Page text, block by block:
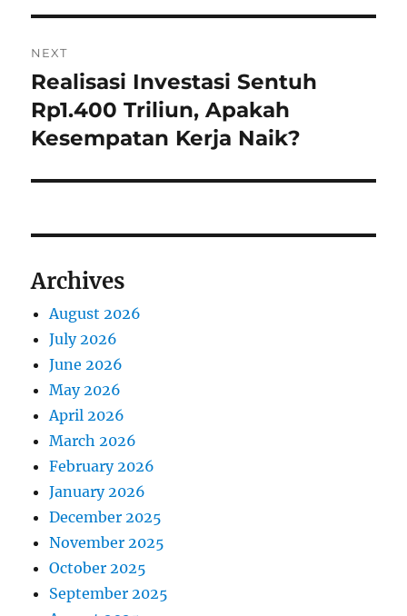
t
n
a
v
a
t
i
o
n
v
i
o
s
p
NEXT
N
e
x
p
s
:
Realisasi Investasi Sentuh
Rp1.400 Triliun, Apakah
Kesempatan Kerja Naik?
Archives
August 2026
July 2026
June 2026
May 2026
April 2026
March 2026
February 2026
January 2026
December 2025
November 2025
October 2025
September 2025